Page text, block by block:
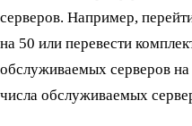
серверов. Например,
на 50 или перевести
обслуживаемых серверов
числа обслуживаемых